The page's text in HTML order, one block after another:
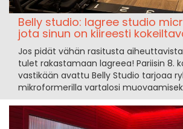
Belly studio: lagree studio
jota sinun on kiireesti
Jos pidät vähän rasitusta
tulet rakastamaan lagreea! Pariisin 8.
vastikään avattu Belly Studio tarjoaa
mikroformerilla vartalosi